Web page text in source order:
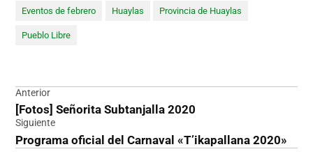
Eventos de febrero Huaylas Provincia de Huaylas
Pueblo Libre
Navegación
de
entradas
Anterior
[Fotos] Señorita Subtanjalla 2020
Siguiente
Programa oficial del Carnaval «T’ikapallana 2020»